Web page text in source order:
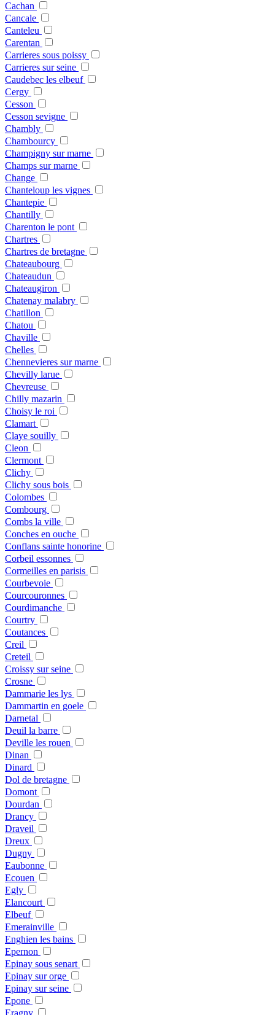
Cachan
Cancale
Canteleu
Carentan
Carrieres sous poissy
Carrieres sur seine
Caudebec les elbeuf
Cergy
Cesson
Cesson sevigne
Chambly
Chambourcy
Champigny sur marne
Champs sur marne
Change
Chanteloup les vignes
Chantepie
Chantilly
Charenton le pont
Chartres
Chartres de bretagne
Chateaubourg
Chateaudun
Chateaugiron
Chatenay malabry
Chatillon
Chatou
Chaville
Chelles
Chennevieres sur marne
Chevilly larue
Chevreuse
Chilly mazarin
Choisy le roi
Clamart
Claye souilly
Cleon
Clermont
Clichy
Clichy sous bois
Colombes
Combourg
Combs la ville
Conches en ouche
Conflans sainte honorine
Corbeil essonnes
Cormeilles en parisis
Courbevoie
Courcouronnes
Courdimanche
Courtry
Coutances
Creil
Creteil
Croissy sur seine
Crosne
Dammarie les lys
Dammartin en goele
Darnetal
Deuil la barre
Deville les rouen
Dinan
Dinard
Dol de bretagne
Domont
Dourdan
Drancy
Draveil
Dreux
Dugny
Eaubonne
Ecouen
Egly
Elancourt
Elbeuf
Emerainville
Enghien les bains
Epernon
Epinay sous senart
Epinay sur orge
Epinay sur seine
Epone